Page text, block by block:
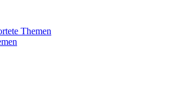
Themen